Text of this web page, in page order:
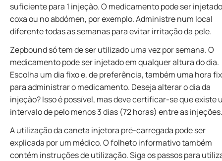
suficiente para 1 injeção. O medicamento pode ser
coxa ou no abdómen, por exemplo. Administre num local
diferente todas as semanas para evitar irritação da pele.
Zepbound só tem de ser utilizado uma vez por semana. O
medicamento pode ser injetado em qualquer altura do dia.
Escolha um dia fixo e, de preferência, também uma hora
para administrar o medicamento. Deseja alterar o dia da
injeção? Isso é possível, mas deve certificar-se que existe
intervalo de pelo menos 3 dias (72 horas) entre as injeções.
A utilização da caneta injetora pré-carregada pode ser
explicada por um médico. O folheto informativo também
contém instruções de utilização. Siga os passos para